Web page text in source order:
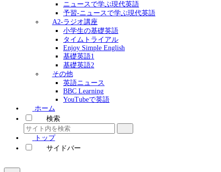
ニュースで学ぶ現代英語
予習-ニュースで学ぶ現代英語
A2-ラジオ講座
小学生の基礎英語
タイムトライアル
Enjoy Simple English
基礎英語1
基礎英語2
その他
英語ニュース
BBC Learning
YouTubeで英語
ホーム
検索
トップ
サイドバー